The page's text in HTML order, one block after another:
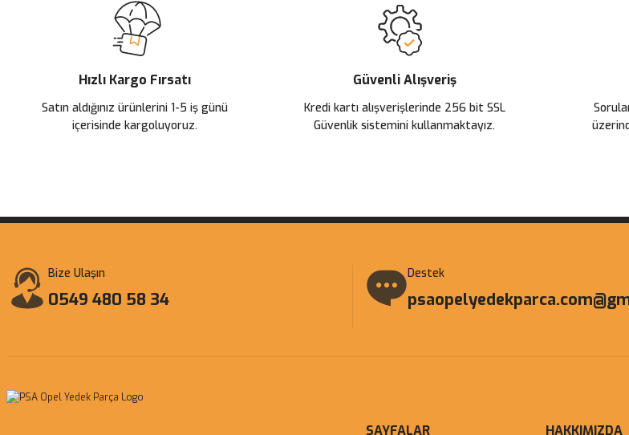
Hızlı Kargo Fırsatı
Satın aldığınız ürünlerini 1-5 iş günü
içerisinde kargoluyoruz.
Güvenli Alışveriş
Kredi kartı alışverişlerinde 256 bit SSL
Güvenlik sistemini kullanmaktayız.
Bize Ulaşın
0549 480 58 34
Destek
SAYFALAR HAKKIMIZDA